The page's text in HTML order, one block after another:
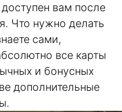
вам после
Что нужно делать
сами,
все карты
и бонусных
дополнительные